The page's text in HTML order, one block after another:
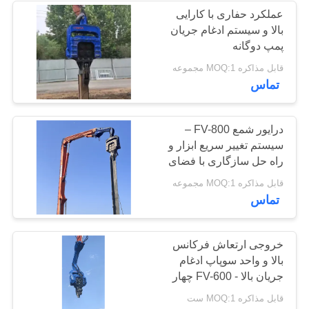
راننده شمع Mini
Excavator
38
تجهیزات رانندگی
شمع بتونی
30
عملکرد حفاری با کارایی
بالا و سیستم ادغام جریان
پمپ دوگانه
قابل مذاکره MOQ:1 مجموعه
تماس
درایور شمع FV-800 –
سیستم تغییر سریع ابزار و
راه حل سازگاری با فضای
محدود برای شمع بندی
ورق فولادی در مقیاس
بزرگ
قابل مذاکره MOQ:1 مجموعه
تماس
خروجی ارتعاش فرکانس
بالا و واحد سوپاپ ادغام
جریان بالا - FV-600 چهار
شمع درایور غیرعادی برای
قابل مذاکره MOQ:1 ست